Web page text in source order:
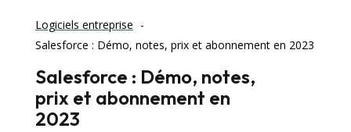
Logiciels entreprise
Salesforce : Démo, notes, prix et abonnement en 2023
Salesforce : Démo, notes,
prix et abonnement en
2023